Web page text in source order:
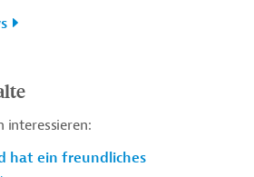
interessieren:
hat ein freundliches